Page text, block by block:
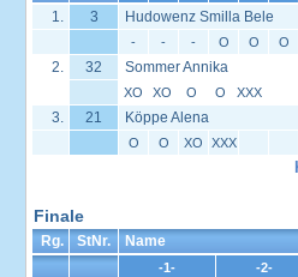
1. 3 Hudowenz Smilla Bele
- - - O O O
2. 32 Sommer Annika
XO XO O O XXX
3. 21 Köppe Alena
O O XO XXX
Finale
Rg. StNr. Name
-1- -2-